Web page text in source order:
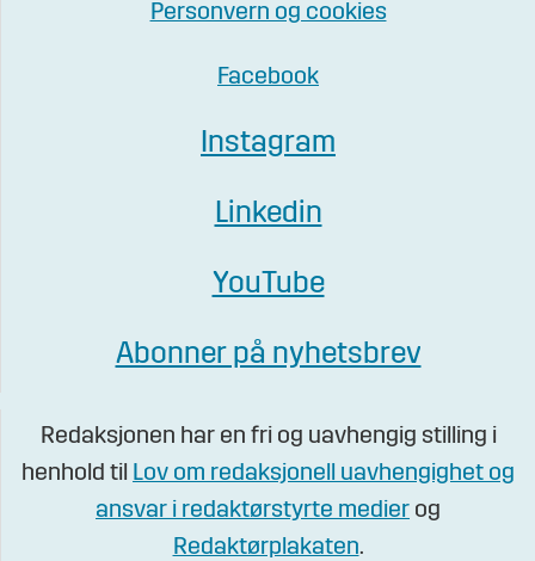
Personvern og cookies
Facebook
Instagram
Linkedin
YouTube
Abonner på nyhetsbrev
Redaksjonen har en fri og uavhengig stilling i
henhold til Lov om redaksjonell uavhengighet og
ansvar i redaktørstyrte medier og
Redaktørplakaten.